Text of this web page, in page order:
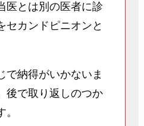
医とは別の医者に診
セカンドピニオンと
で納得がいかないま
後で取り返しのつか